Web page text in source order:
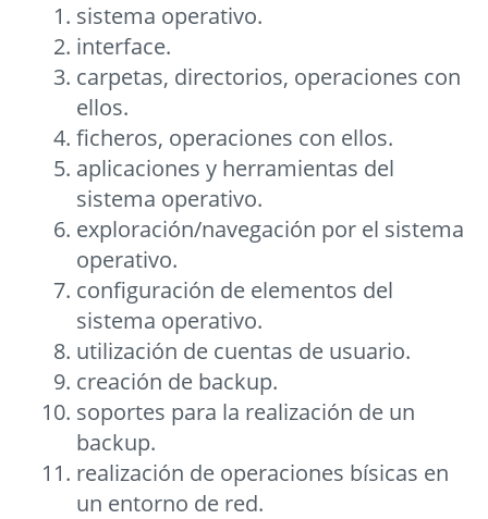
sistema operativo.
interface.
carpetas, directorios, operaciones con
ellos.
ficheros, operaciones con ellos.
aplicaciones y herramientas del
sistema operativo.
exploración/navegación por el sistema
operativo.
configuración de elementos del
sistema operativo.
utilización de cuentas de usuario.
creación de backup.
soportes para la realización de un
backup.
realización de operaciones bísicas en
un entorno de red.